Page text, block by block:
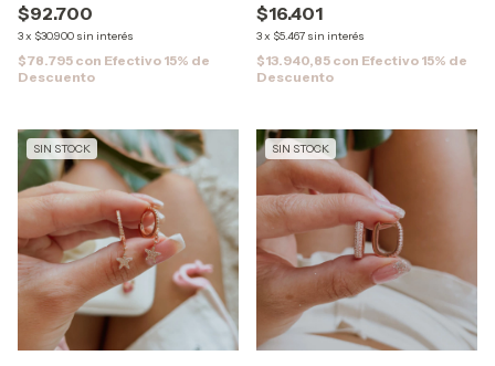
$92.700
3x $30.900 sin interés
$78.795 con Efectivo 15% de
Descuento
$16.401
3x $5.467 sin interés
$13.940,85 con Efectivo 15% de
Descuento
SIN STOCK SIN STOCK